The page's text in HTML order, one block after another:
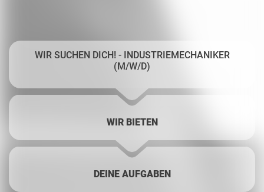
WIR SUCHEN DICH! - INDUSTRIEMECHANIKER
(M/W/D)
WIR BIETEN
DEINE AUFGABEN